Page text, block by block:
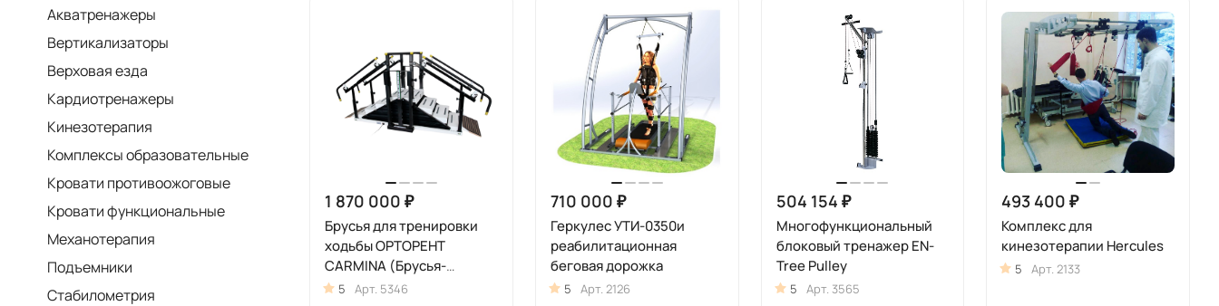
1 870 000 ₽
Брусья для тренировки
ходьбы ОРТОРЕНТ
CARMINA (Брусья-
лестница) с
5 Арт. 5346
710 000 ₽
Геркулес УТИ-0350и
реабилитационная
беговая дорожка
5 Арт. 2126
504 154 ₽
Многофункциональный
блоковый тренажер EN-
Tree Pulley
5 Арт. 3565
493 400 ₽
Комплекс для
кинезотерапии Hercules
5 Арт.2133
Акватренажеры
Вертикализаторы
Верховая езда
Кардиотренажеры
Кинезотерапия
Комплексы образовательные
Кровати противоожоговые
Кровати функциональные
Механотерапия
Подъемники
Стабилометрия